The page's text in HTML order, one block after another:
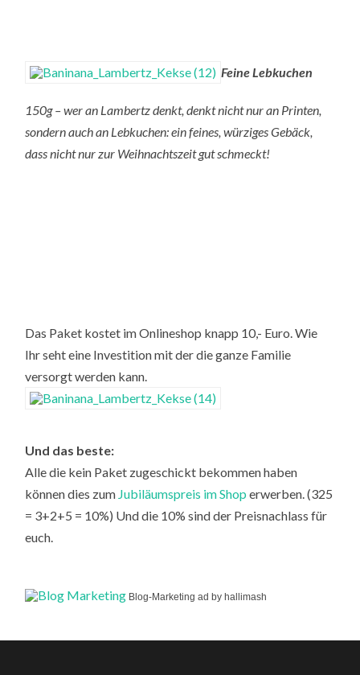
Feine Lebkuchen
150g – wer an Lambertz denkt, denkt nicht nur an Printen,
sondern auch an Lebkuchen: ein feines, würziges Gebäck,
dass nicht nur zur Weihnachtszeit gut schmeckt!
Das Paket kostet im Onlineshop knapp 10,- Euro. Wie
Ihr seht eine Investition mit der die ganze Familie
versorgt werden kann.
Und das beste:
Alle die kein Paket zugeschickt bekommen haben
können dies zum Jubiläumspreis im Shop erwerben. (325
= 3+2+5 = 10%) Und die 10% sind der Preisnachlass für
euch.
Blog-Marketing ad by hallimash